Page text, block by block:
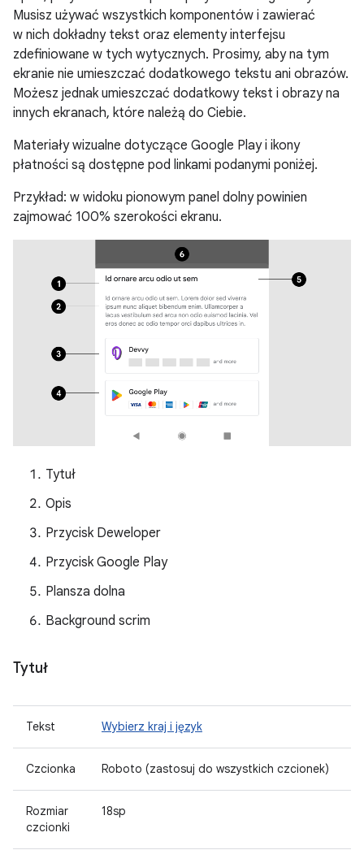
Musisz używać wszystkich komponentów i zawierać
w nich dokładny tekst oraz elementy interfejsu
zdefiniowane w tych wytycznych. Prosimy, aby na tym
ekranie nie umieszczać dodatkowego tekstu ani obrazów.
Możesz jednak umieszczać dodatkowy tekst i obrazy na
innych ekranach, które należą do Ciebie.
Materiały wizualne dotyczące Google Play i ikony
płatności są dostępne pod linkami podanymi poniżej.
Przykład: w widoku pionowym panel dolny powinien
zajmować 100% szerokości ekranu.
Tytuł
Opis
Przycisk Deweloper
Przycisk Google Play
Plansza dolna
Background scrim
Tytuł
Tekst Wybierz kraj i język
Czcionka Roboto (zastosuj do wszystkich czcionek)
Rozmiar
czcionki
18sp